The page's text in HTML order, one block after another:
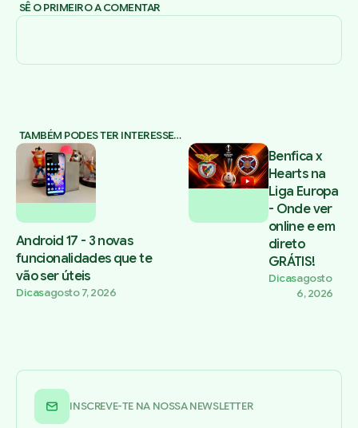
SÊ O PRIMEIRO A COMENTAR
TAMBÉM PODES TER INTERESSE…
Android 17 - 3 novas
funcionalidades que te
vão ser úteis
Dicasagosto 7, 2026
Benfica x
Hearts na
Liga Europa
- Onde ver
online e em
direto
GRÁTIS!
Dicasagosto
6, 2026
INSCREVE-TE NA NOSSA NEWSLETTER